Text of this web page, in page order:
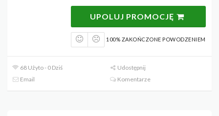
UPOLUJ PROMOCJĘ
100% ZAKOŃCZONE POWODZENIEM
68 Użyto - 0 Dziś
Udostępnij
Email
Komentarze